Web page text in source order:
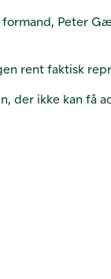
Peter
rent faktisk
ikke kan få